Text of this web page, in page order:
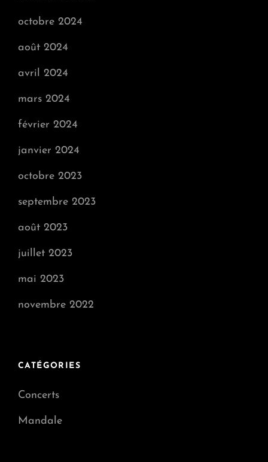
octobre 2024
août 2024
avril 2024
mars 2024
février 2024
janvier 2024
octobre 2023
septembre 2023
août 2023
juillet 2023
mai 2023
novembre 2022
CATÉGORIES
Concerts
Mandale